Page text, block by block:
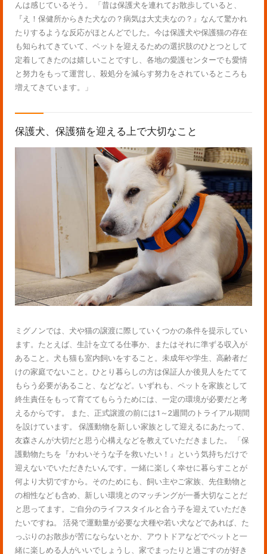
んは感じているそう。 「昔は保護犬を連れてお散歩していると、
『え！保健所からきた犬なの？病気は大丈夫なの？』なんて驚かれ
たりするような反応がほとんどでした。今は保護犬や保護猫の存在
も知られてきていて、ペットを迎えるための選択肢のひとつとして
定着してきたのは嬉しいことですし、各地の愛護センターでも愛情
と努力をもって運営し、殺処分を減らす努力をされているところも
増えてきています。」
保護犬、保護猫を迎える上で大切なこと
ミグノンでは、犬や猫の譲渡に際していくつかの条件を提示してい
ます。たとえば、生計を立てる仕事か、またはそれに準ずる収入が
あること。犬も猫も室内飼いをすること。未成年や学生、高齢者だ
けの家庭でないこと。ひとり暮らしの方は保証人か後見人をたてて
もらう必要があること、などなど。いずれも、ペットを家族として
終生責任をもって育ててもらうためには、一定の環境が必要だと考
えるからです。 また、正式譲渡の前には1～2週間のトライアル期間
を設けています。 保護動物を新しい家族として迎えるにあたって、
友森さんが大切だと思う心構えなどを教えていただきました。 「保
護動物たちを『かわいそうな子を救いたい！』という気持ちだけで
迎えないでいただきたいんです。一緒に楽しく幸せに暮らすことが
何より大切ですから。そのためにも、飼い主やご家族、先住動物と
の相性なども含め、新しい環境とのマッチングが一番大切なことだ
と思ってます。ご自分のライフスタイルと合う子を迎えていただき
たいですね。 活発で運動量が必要な犬種や若い犬などであれば、た
っぷりのお散歩が苦にならないとか、アウトドアなどでペットと一
緒に楽しめる人がいいでしょうし、家でまったりと過ごすのが好き